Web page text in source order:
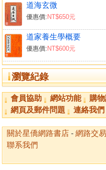
道海玄微
優惠價: NT$650元
道家養生學概要
優惠價: NT$600元
瀏覽紀錄
會員協助 網站功能 購
網頁及郵件問題
連絡我們
關於星僑網路書店 - 網路交
聯系我們